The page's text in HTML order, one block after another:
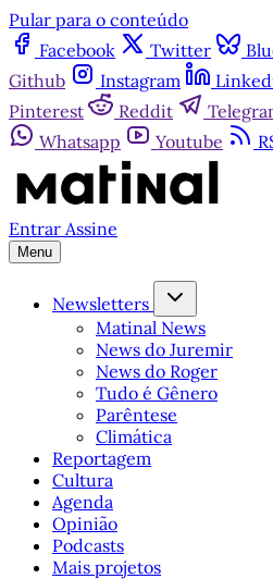
Pular para o conteúdo
Facebook
Twitter
Github
Instagram
Pinterest
Reddit
Whatsapp
Youtube
Entrar Assine
Menu
Newsletters
Matinal News
News do Juremir
News do Roger
Tudo é Gênero
Parêntese
Climática
Reportagem
Cultura
Agenda
Opinião
Podcasts
Mais projetos